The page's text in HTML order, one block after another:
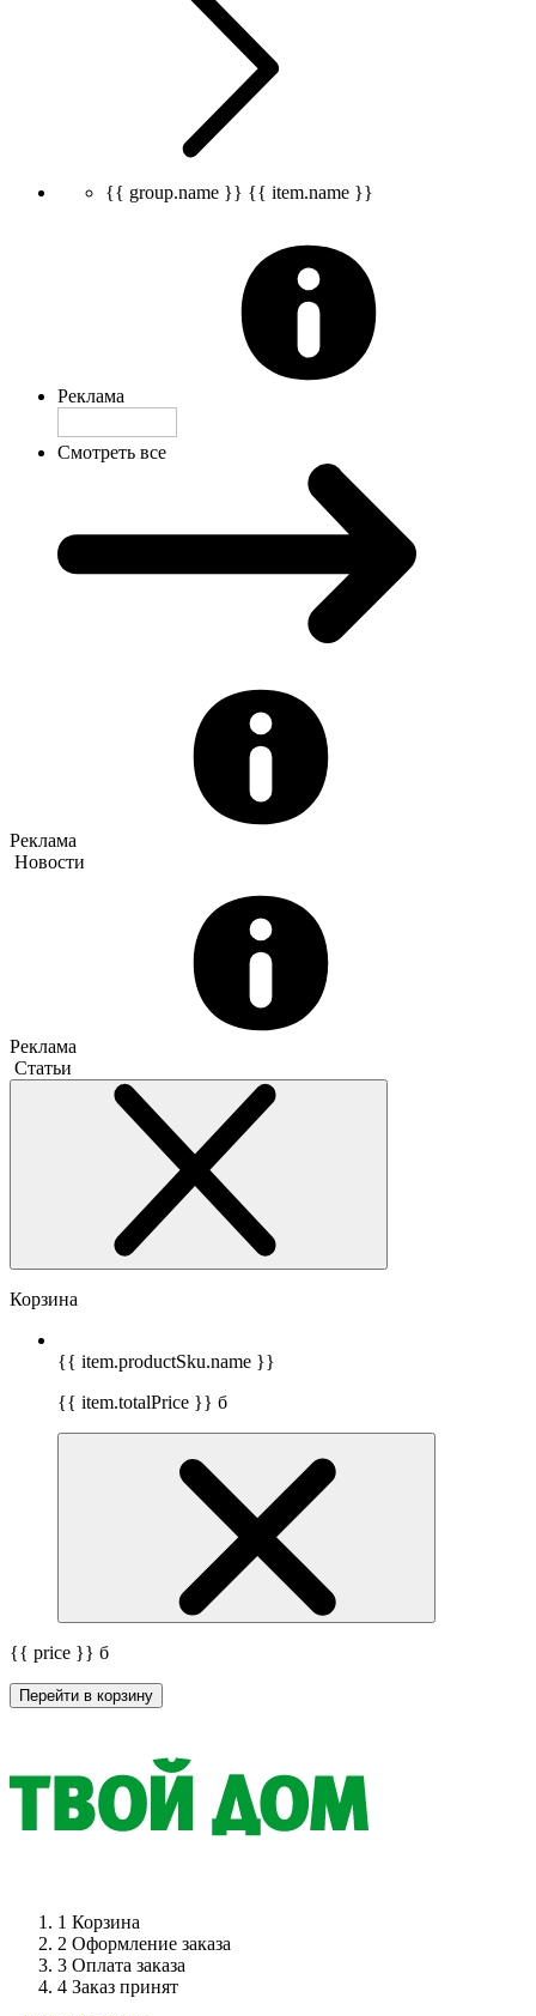
{{ group.name }} {{ item.name }}
Реклама
Смотреть все
Реклама
Новости
Реклама
Статьи
Корзина
{{ item.productSku.name }}
{{ item.totalPrice }} б
{{ price }} б
Перейти в корзину
1 Корзина
2 Оформление заказа
3 Оплата заказа
4 Заказ принят